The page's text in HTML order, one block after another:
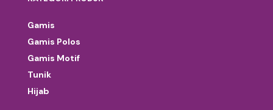
Gamis
Gamis Polos
Gamis Motif
Tunik
Hijab